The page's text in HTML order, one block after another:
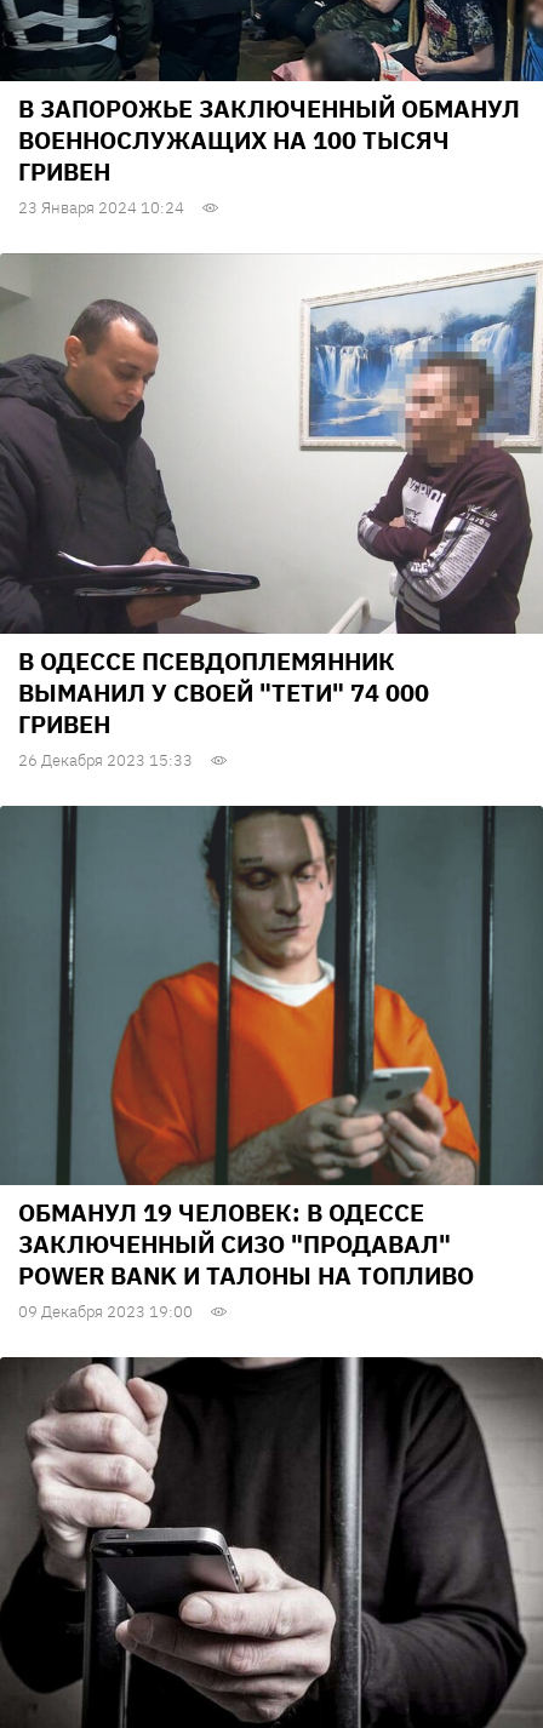
В ЗАПОРОЖЬЕ ЗАКЛЮЧЕННЫЙ ОБМАНУЛ
ВОЕННОСЛУЖАЩИХ НА 100 ТЫСЯЧ
ГРИВЕН
23 Января 2024 10:24
В ОДЕССЕ ПСЕВДОПЛЕМЯННИК
ВЫМАНИЛ У СВОЕЙ "ТЕТИ" 74 000
ГРИВЕН
26 Декабря 2023 15:33
ОБМАНУЛ 19 ЧЕЛОВЕК: В ОДЕССЕ
ЗАКЛЮЧЕННЫЙ СИЗО "ПРОДАВАЛ"
POWER BANK И ТАЛОНЫ НА ТОПЛИВО
09 Декабря 2023 19:00